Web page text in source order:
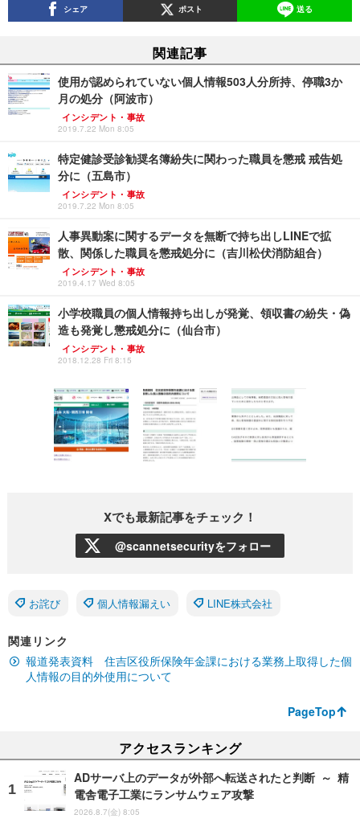
シェア ポスト 送る
関連記事
使用が認められていない個人情報503人分所持、停職3か
月の処分（阿波市）
インシデント・事故
2019.7.22 Mon 8:05
特定健診受診勧奨名簿紛失に関わった職員を懲戒 戒告処
分に（五島市）
インシデント・事故
2019.7.22 Mon 8:05
人事異動案に関するデータを無断で持ち出しLINEで拡
散、関係した職員を懲戒処分に（吉川松伏消防組合）
インシデント・事故
2019.4.17 Wed 8:05
小学校職員の個人情報持ち出しが発覚、領収書の紛失・偽
造も発覚し懲戒処分に（仙台市）
インシデント・事故
2018.12.28 Fri 8:15
Xでも最新記事をチェック！
@scannetsecurityをフォロー
お詫び 個人情報漏えい LINE株式会社
関連リンク
報道発表資料 住吉区役所保険年金課における業務上取得した個
人情報の目的外使用について
PageTop
アクセスランキング
ADサーバ上のデータが外部へ転送されたと判断 ～ 精
電舎電子工業にランサムウェア攻撃
2026.8.7(金) 8:05